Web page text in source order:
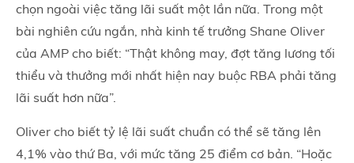
chọn ngoài việc tăng lãi suất một lần nữa. Trong một
bài nghiên cứu ngắn, nhà kinh tế trưởng Shane Oliver
của AMP cho biết: “Thật không may, đợt tăng lương tối
thiểu và thưởng mới nhất hiện nay buộc RBA phải tăng
lãi suất hơn nữa”.
Oliver cho biết tỷ lệ lãi suất chuẩn có thể sẽ tăng lên
4,1% vào thứ Ba, với mức tăng 25 điểm cơ bản. “Hoặc